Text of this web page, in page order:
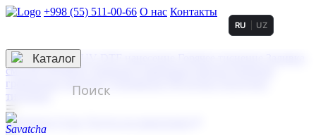
+998 (55) 511-00-66 О нас Контакты
3D гравировка
смолой (Doming)
гравировка твердая
тиснение
RU UZ
☰
Контакты
Каталог